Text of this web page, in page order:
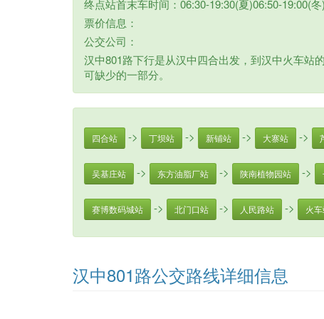
终点站首末车时间：06:30-19:30(夏)06:50-19:00(冬)
票价信息：
公交公司：
汉中801路下行是从汉中四合出发，到汉中火车站
可缺少的一部分。
四合站 -> 丁坝站 -> 新铺站 -> 大寨站 ->
吴基庄站 -> 东方油脂厂站 -> 陕南植物园站 ->
赛博数码城站 -> 北门口站 -> 人民路站 -> 火
汉中801路公交路线详细信息